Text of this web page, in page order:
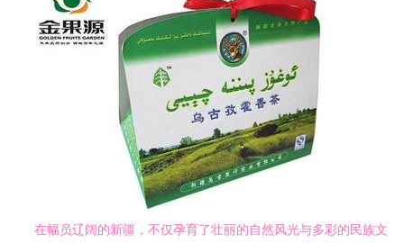
在幅员辽阔的新疆，不仅孕育了壮丽的自然风光与多彩的民族文